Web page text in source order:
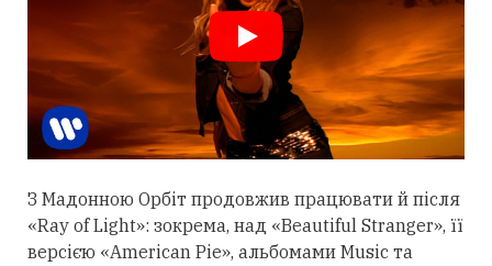
З Мадонною Орбіт продовжив працювати й після
«Ray of Light»: зокрема, над «Beautiful Stranger», її
версією «American Pie», альбомами Music та